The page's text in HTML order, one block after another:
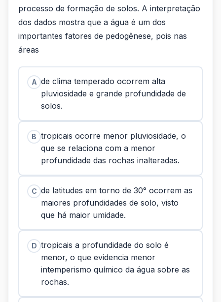
processo de formação de solos. A interpretação
dos dados mostra que a água é um dos
importantes fatores de pedogênese, pois nas
áreas
A de clima temperado ocorrem alta
pluviosidade e grande profundidade de
solos.
B tropicais ocorre menor pluviosidade, o
que se relaciona com a menor
profundidade das rochas inalteradas.
C de latitudes em torno de 30° ocorrem as
maiores profundidades de solo, visto
que há maior umidade.
D tropicais a profundidade do solo é
menor, o que evidencia menor
intemperismo químico da água sobre as
rochas.